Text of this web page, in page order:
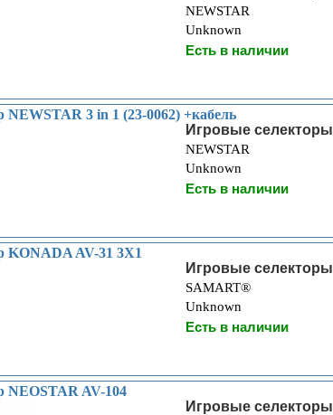
NEWSTAR
Unknown
Есть в наличии
NEWSTAR 3 in 1 (23-0062) +кабель
Игровые селекторы
NEWSTAR
Unknown
Есть в наличии
KONADA AV-31 3X1
Игровые селекторы
SAMART®
Unknown
Есть в наличии
NEOSTAR AV-104
Игровые селекторы